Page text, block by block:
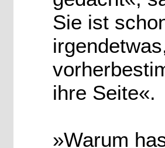
Sie ist
ihre Seite«.
»Warum